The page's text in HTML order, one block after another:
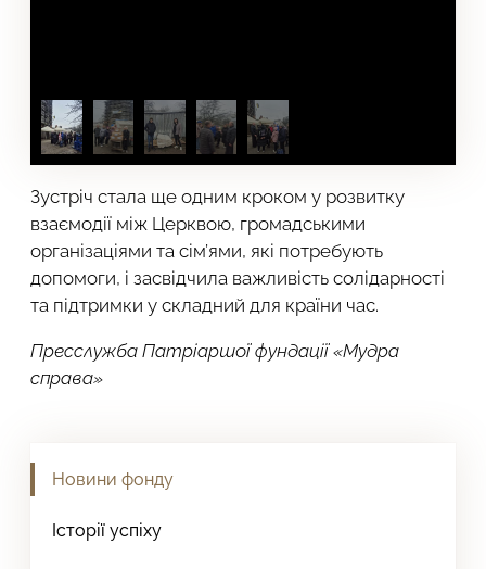
Зустріч стала ще одним кроком у розвитку
взаємодії між Церквою, громадськими
організаціями та сім’ями, які потребують
допомоги, і засвідчила важливість солідарності
та підтримки у складний для країни час.
Пресслужба Патріаршої фундації «Мудра
справа»
Новини фонду
Історії успіху